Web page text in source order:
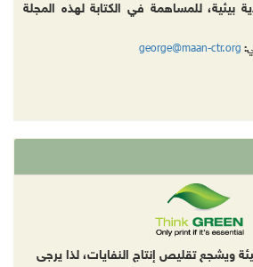
بيئية، للمساهمة في الكتابة لهذه المجلة
george@maan-ctr.org
ويشجع تقليص إنتاج النفايات، لذا يرجى